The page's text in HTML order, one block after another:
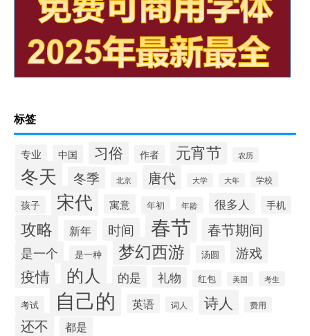
标签
专业 中国 习俗 作者 元宵节 农历
冬天 冬季 北京 唐代 大学 大年 学校
孩子 宋代 寓意 年初 年龄 很多人 手机
攻略 新年 时间 春节 春节期间
是一个 是一种 梦幻西游 汤圆 游戏
疫情 的人 的是 礼物 红包 美国 考生
考试 自己的 英语 词人 诗人 费用
还不 都是